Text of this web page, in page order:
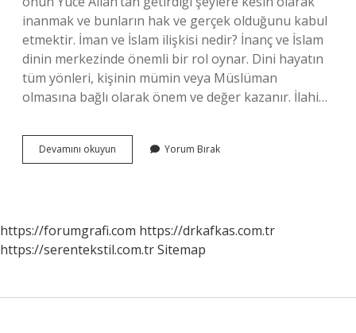
inanmak ve bunların hak ve gerçek olduğunu kabul
etmektir. İman ve İslam ilişkisi nedir? İnanç ve İslam
dinin merkezinde önemli bir rol oynar. Dini hayatın
tüm yönleri, kişinin mümin veya Müslüman
olmasına bağlı olarak önem ve değer kazanır. İlahi…
Devamını okuyun
Inancında
Yorum Bırak
https://forumgrafi.com https://drkafkas.com.tr
https://serentekstil.com.trSitemap